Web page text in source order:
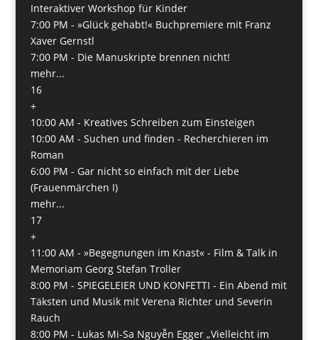
Interaktiver Workshop für Kinder
7:00 PM - »Glück gehabt!« Buchpremiere mit Franz
Xaver Gernstl
7:00 PM - Die Manuskripte brennen nicht!
mehr...
16
+
10:00 AM - Kreatives Schreiben zum Einsteigen
10:00 AM - Suchen und finden - Recherchieren im
Roman
6:00 PM - Gar nicht so einfach mit der Liebe
(Frauenmärchen I)
mehr...
17
+
11:00 AM - »Begegnungen im Knast« - Film & Talk in
Memoriam Georg Stefan Troller
8:00 PM - SPIEGELEIER UND KONFETTI - Ein Abend mit
Täksten und Musik mit Verena Richter und Severin
Rauch
8:00 PM - Lukas Mi-Sa Nguyễn Egger „Vielleicht im